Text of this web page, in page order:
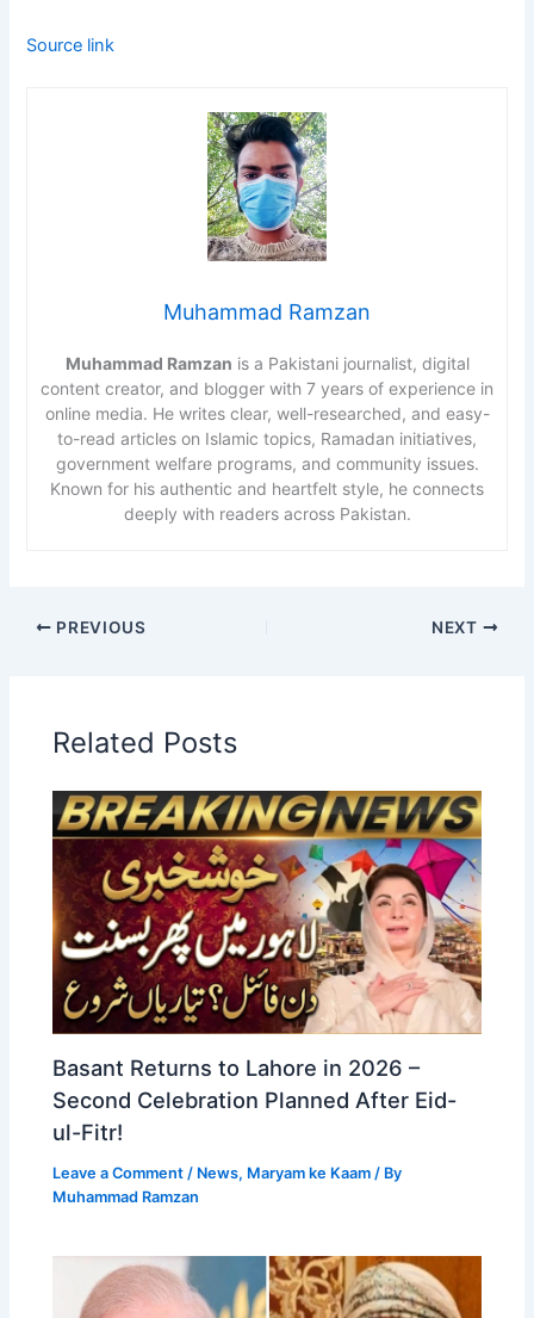
Source link
Muhammad Ramzan
Muhammad Ramzan is a Pakistani journalist, digital
content creator, and blogger with 7 years of experience in
online media. He writes clear, well-researched, and easy-
to-read articles on Islamic topics, Ramadan initiatives,
government welfare programs, and community issues.
Known for his authentic and heartfelt style, he connects
deeply with readers across Pakistan.
PREVIOUS NEXT
Related Posts
Basant Returns to Lahore in 2026 –
Second Celebration Planned After Eid-
ul-Fitr!
Leave a Comment / News, Maryam ke Kaam / By
Muhammad Ramzan